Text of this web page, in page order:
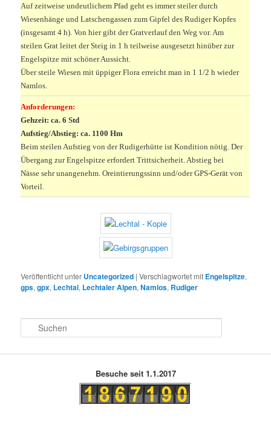
Auf zeitweise undeutlichem Pfad geht es immer steiler durch
Wiesenhänge und Latschengassen zum Gipfel des Rudiger Kopfes
(insgesamt 4 h). Von hier gibt der Gratverlauf den Weg vor. Am
steilen Grat leitet der Steig in 1 h teilweise ausgesetzt hinüber zur
Engelspitze mit schöner Aussicht.
Über steile Wiesen mit üppiger Flora erreicht man in 1 1/2 h wieder
Namlos.
Anforderungen:
Gehzeit: ca. 6 Std
Aufstieg/Abstieg: ca. 1100 Hm
Beim steilen Aufstieg von der Rudigerhütte ist Kondition nötig. Der
Übergang zur Engelspitze erfordert Trittsicherheit. Abstieg bei
Nässe sehr unangenehm. Oreintierungssinn und/oder GPS-Gerät von
Vorteil.
Veröffentlicht unter Uncategorized |Verschlagwortet mit Engelspitze,
gps,gpx, Lechtal, Lechtaler Alpen,Namlos, Rudiger
u
Besuche seit 1.1.2017